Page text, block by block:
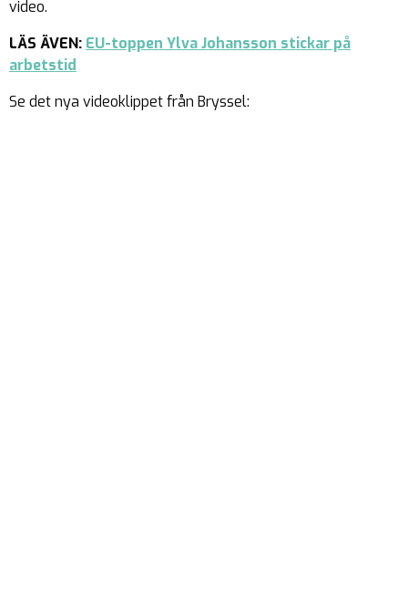
video.
LÄS ÄVEN: EU-toppen Ylva Johansson stickar på
arbetstid
Se det nya videoklippet från Bryssel: